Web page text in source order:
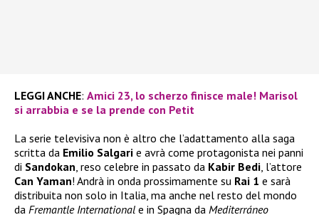
LEGGI ANCHE: Amici 23, lo scherzo finisce male! Marisol
si arrabbia e se la prende con Petit
La serie televisiva non è altro che l’adattamento alla saga
scritta da Emilio Salgari e avrà come protagonista nei panni
di Sandokan, reso celebre in passato da Kabir Bedi, l’attore
Can Yaman! Andrà in onda prossimamente su Rai 1 e sarà
distribuita non solo in Italia, ma anche nel resto del mondo
da Fremantle International e in Spagna da Mediterráneo